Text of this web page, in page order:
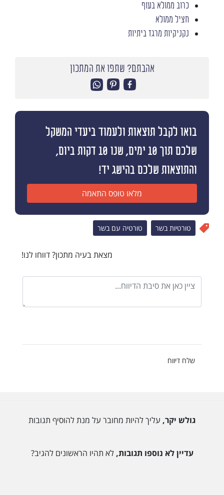
כרוב ממולא בעוף
חציל ממולא
נקניקיות מרגז ביתיות
אהבתם? שתפו את המתכון
בואו לקבל תוצאות ולעמוד ביעדי המשקל
שלכם תוך 10 ימים, שנו 10 דקות ביום,
והתוצאות שלכם בהישג יד!
מלאו טופס התאמה
טורטיות בשר טורטיה עם בשר
מצאת בעיה מתכון? דווחו לנו!
שלח דיווח
גולש יקר, עליך להיות מחובר על מנת להוסיף תגובות
עדיין לא נוספו תגובות,לא תהיו הראשונים להגיב?